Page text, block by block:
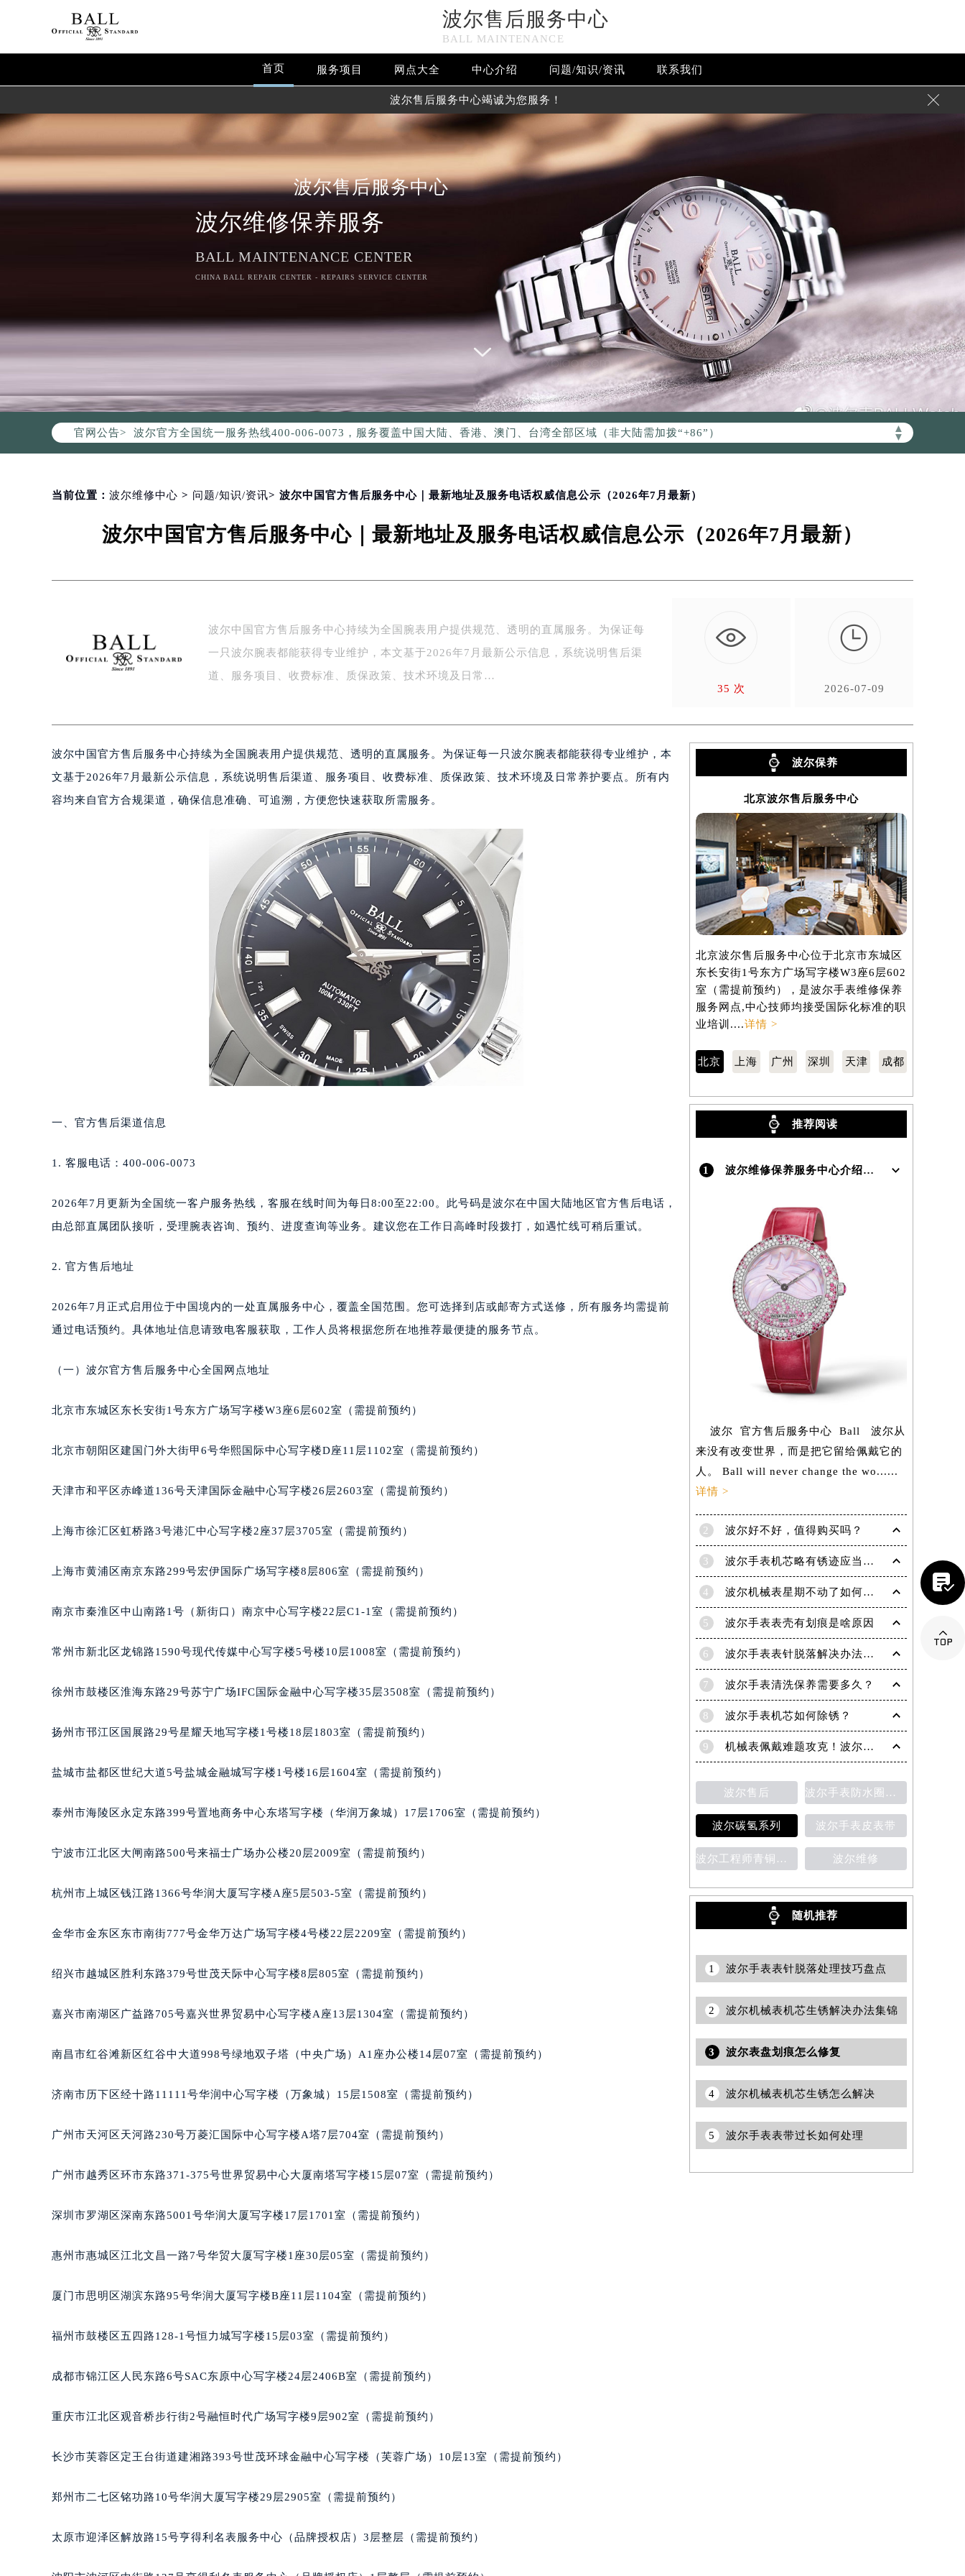
波尔售后服务中心
BALL MAINTENANCE
首页 服务项目 网点大全 中心介绍 问题/知识/资讯 联系我们
波尔售后服务中心竭诚为您服务！ 
波尔售后服务中心
波尔维修保养服务
BALL MAINTENANCE CENTER
CHINA BALL REPAIR CENTER - REPAIRS SERVICE CENTER
官网公告> ▲
▼
2026年8月波尔全国官方售后客户服务热线：400-006-0073
波尔官方全国统一服务热线400-006-0073，服务覆盖中国大陆、香港、澳门、台湾全部区域（非大陆需加拨“+86”）
2026年8月波尔售后服务中心最新网点地址：
北京市朝阳区建国门外大街甲6号华熙国际中心写字楼D座11层1102室（北京总部）（需提前预约）
天津市和平区赤峰道136号天津国际金融中心写字楼26层2603室（需提前预约）
上海市黄浦区南京东路299号宏伊国际广场写字楼8层806室（需提前预约）
盐城市盐都区世纪大道5号盐城金融城写字楼1号楼16层1604室（需提前预约）
泰州市海陵区永定东路399号置地商务中心东塔写字楼（华润万象城）17层1706室（需提前预约）
宁波市江北区大闸南路500号来福士广场办公楼20层2009室（需提前预约）
嘉兴市南湖区广益路705号嘉兴世界贸易中心写字楼A座13层1304室（需提前预约）
南昌市红谷滩新区红谷中大道998号绿地双子塔（中央广场）A1座办公楼14层07室（需提前预约）
济南市历下区经十路11111号华润中心写字楼（万象城）15层1508室（需提前预约）
广州市越秀区环市东路371-375号世界贸易中心大厦南塔写字楼15层07室（需提前预约）
深圳市罗湖区深南东路5001号华润大厦写字楼17层1701室（需提前预约）
惠州市惠城区江北文昌一路7号华贸大厦写字楼1座30层05室（需提前预约）
厦门市思明区湖滨东路95号华润大厦写字楼B座11层1104室（需提前预约）
福州市鼓楼区五四路128-1号恒力城写字楼15层03室（需提前预约）
成都市锦江区人民东路6号SAC东原中心写字楼24层2406B室（需提前预约）
重庆市江北区观音桥步行街2号融恒时代广场写字楼9层902室（需提前预约）
长沙市芙蓉区定王台街道建湘路393号世茂环球金融中心写字楼（芙蓉广场）10层13室（需提前预约）
郑州市二七区铭功路10号华润大厦写字楼29层2905室（需提前预约）
太原市迎泽区解放路15号亨得利名表服务中心（品牌授权店）3层整层（需提前预约）
沈阳市沈河区中街路137号亨得利名表服务中心（品牌授权店）1层整层（需提前预约）
沈阳市沈河区中街路83号亨得利名表服务中心（品牌授权店）1层整层（需提前预约）
乌鲁木齐市天山区红山路26号时代广场（CCMALL）C座17层17-B（需提前预约）
哈尔滨市道里区友谊西路600号富力中心T2座写字楼29层03室（需提前预约）
佛山市禅城区季华五路57号万科金融中心C座12层1205室（需提前预约）
无锡市梁溪区人民中路139号恒隆广场写字楼1座11层1104室（需提前预约）
青岛市南区山东路6号华润大厦B座22层04室（需提前预约）
长春市朝阳区西安大路727号中银大厦A座(旺进大厦)18层09室（需提前预约）
昆明市盘龙区北京路928号同德昆明广场写字楼10层06室（需提前预约）
西安市碑林区南关正街88号华侨城长安国际中心E座6楼10室（需提前预约）
唐山市路南区新华东道100号万达广场写字楼A座10层1002室（需提前预约）
内蒙古自治区呼和浩特市玉泉区大学西街70号华润万象城写字楼（鄂尔多斯大厦）23层2326室（需提前预约）
重庆市解放碑渝中区民权路28号英利国际金融中心写字楼20层01室（需提前预约）
黑龙江省鹤岗市向阳区红军路波尔售后服务中心（需提前预约）
黑龙江省鸡西市鸡冠区红军路波尔售后服务中心（需提前预约）
黑龙江省牡丹江市东安区太平路波尔售后服务中心（需提前预约）
黑龙江省齐齐哈尔市龙沙区龙华路波尔售后服务中心（需提前预约）
黑龙江省绥化市北林区新华街与康庄路交叉口波尔售后服务中心（需提前预约）
吉林省白城市洮北区明仁南街波尔售后服务中心（需提前预约）
吉林省吉林市船营区河南街波尔售后服务中心（需提前预约）
吉林省梅河口市新华街道梅河大街波尔售后服务中心（需提前预约）
吉林省松原市宁江区五环大街波尔售后服务中心（需提前预约）
吉林省延边市延吉市解放路波尔售后服务中心（需提前预约）
辽宁省本溪市平山区胜利路波尔售后服务中心（需提前预约）
辽宁省丹东市振兴区七经街波尔售后服务中心（需提前预约）
辽宁省阜新市海州区解放大街波尔售后服务中心（需提前预约）
辽宁省锦州市古塔区中央大街波尔售后服务中心（需提前预约）
辽宁省盘锦市兴隆台区石油大街波尔售后服务中心（需提前预约）
辽宁省营口市站前区市府路与渤海大街交叉口波尔售后服务中心（需提前预约）
辽宁省沈阳市沈河区中街路83号亨得利名表维修授权店1楼波尔售后服务中心（需提前预约）
北京市东城区东长安街1号王府井东方广场W3座6层602室波尔售后服务中心（需提前预约）
内蒙古自治区阿拉善盟市左旗土尔扈特大街波尔售后服务中心（需提前预约）
内蒙古自治区包头市青山区幸福路甲3号王府井百货名表维修波尔售后服务中心（需提前预约）
内蒙古自治区鄂尔多斯市东胜区伊金霍洛街波尔售后服务中心（需提前预约）
内蒙古自治区通辽市科尔沁区明仁大街波尔售后服务中心（需提前预约）
内蒙古自治区乌兰察布市集宁区恩和大街波尔售后服务中心（需提前预约）
内蒙古自治区兴安盟市乌兰浩特市兴安大街波尔售后服务中心（需提前预约）
当前位置： 波尔维修中心 > 问题/知识/资讯> 波尔中国官方售后服务中心｜最新地址及服务电话权威信息公示（2026年7月最新）
波尔中国官方售后服务中心｜最新地址及服务电话权威信息公示（2026年7月最新）
波尔中国官方售后服务中心持续为全国腕表用户提供规范、透明的直属服务。为保证每
一只波尔腕表都能获得专业维护，本文基于2026年7月最新公示信息，系统说明售后渠
道、服务项目、收费标准、质保政策、技术环境及日常…
35 次

2026-07-09
波尔中国官方售后服务中心持续为全国腕表用户提供规范、透明的直属服务。为保证每一只波尔腕表都能获得专业维护，本
文基于2026年7月最新公示信息，系统说明售后渠道、服务项目、收费标准、质保政策、技术环境及日常养护要点。所有内
容均来自官方合规渠道，确保信息准确、可追溯，方便您快速获取所需服务。
一、官方售后渠道信息
1. 客服电话：400-006-0073
2026年7月更新为全国统一客户服务热线，客服在线时间为每日8:00至22:00。此号码是波尔在中国大陆地区官方售后电话，
由总部直属团队接听，受理腕表咨询、预约、进度查询等业务。建议您在工作日高峰时段拨打，如遇忙线可稍后重试。
2. 官方售后地址
2026年7月正式启用位于中国境内的一处直属服务中心，覆盖全国范围。您可选择到店或邮寄方式送修，所有服务均需提前
通过电话预约。具体地址信息请致电客服获取，工作人员将根据您所在地推荐最便捷的服务节点。
（一）波尔官方售后服务中心全国网点地址
北京市东城区东长安街1号东方广场写字楼W3座6层602室（需提前预约）
北京市朝阳区建国门外大街甲6号华熙国际中心写字楼D座11层1102室（需提前预约）
天津市和平区赤峰道136号天津国际金融中心写字楼26层2603室（需提前预约）
上海市徐汇区虹桥路3号港汇中心写字楼2座37层3705室（需提前预约）
上海市黄浦区南京东路299号宏伊国际广场写字楼8层806室（需提前预约）
南京市秦淮区中山南路1号（新街口）南京中心写字楼22层C1-1室（需提前预约）
常州市新北区龙锦路1590号现代传媒中心写字楼5号楼10层1008室（需提前预约）
徐州市鼓楼区淮海东路29号苏宁广场IFC国际金融中心写字楼35层3508室（需提前预约）
扬州市邗江区国展路29号星耀天地写字楼1号楼18层1803室（需提前预约）
盐城市盐都区世纪大道5号盐城金融城写字楼1号楼16层1604室（需提前预约）
泰州市海陵区永定东路399号置地商务中心东塔写字楼（华润万象城）17层1706室（需提前预约）
宁波市江北区大闸南路500号来福士广场办公楼20层2009室（需提前预约）
杭州市上城区钱江路1366号华润大厦写字楼A座5层503-5室（需提前预约）
金华市金东区东市南街777号金华万达广场写字楼4号楼22层2209室（需提前预约）
绍兴市越城区胜利东路379号世茂天际中心写字楼8层805室（需提前预约）
嘉兴市南湖区广益路705号嘉兴世界贸易中心写字楼A座13层1304室（需提前预约）
南昌市红谷滩新区红谷中大道998号绿地双子塔（中央广场）A1座办公楼14层07室（需提前预约）
济南市历下区经十路11111号华润中心写字楼（万象城）15层1508室（需提前预约）
广州市天河区天河路230号万菱汇国际中心写字楼A塔7层704室（需提前预约）
广州市越秀区环市东路371-375号世界贸易中心大厦南塔写字楼15层07室（需提前预约）
深圳市罗湖区深南东路5001号华润大厦写字楼17层1701室（需提前预约）
惠州市惠城区江北文昌一路7号华贸大厦写字楼1座30层05室（需提前预约）
厦门市思明区湖滨东路95号华润大厦写字楼B座11层1104室（需提前预约）
福州市鼓楼区五四路128-1号恒力城写字楼15层03室（需提前预约）
成都市锦江区人民东路6号SAC东原中心写字楼24层2406B室（需提前预约）
重庆市江北区观音桥步行街2号融恒时代广场写字楼9层902室（需提前预约）
长沙市芙蓉区定王台街道建湘路393号世茂环球金融中心写字楼（芙蓉广场）10层13室（需提前预约）
郑州市二七区铭功路10号华润大厦写字楼29层2905室（需提前预约）
太原市迎泽区解放路15号亨得利名表服务中心（品牌授权店）3层整层（需提前预约）
波尔保养
北京波尔售后服务中心
北京波尔售后服务中心位于北京市东城区
东长安街1号东方广场写字楼W3座6层602
室（需提前预约），是波尔手表维修保养
服务网点,中心技师均接受国际化标准的职
业培训....详情 >
北京 上海 广州 深圳 天津 成都
推荐阅读
1 波尔维修保养服务中心介绍 | Lange
波尔 官方售后服务中心 Ball 波尔从
来没有改变世界，而是把它留给佩戴它的
人。 Ball will never change the wo......
详情 >
2 波尔好不好，值得购买吗？
3 波尔手表机芯略有锈迹应当怎样除锈？
4 波尔机械表星期不动了如何解决？专业应对指针停滞难题
5 波尔手表表壳有划痕是啥原因
6 波尔手表表针脱落解决办法深度解析
7 波尔手表清洗保养需要多久？
8 波尔手表机芯如何除锈？
9 机械表佩戴难题攻克！波尔手表轻松摘取技巧分享
波尔售后 波尔手表防水圈老化
波尔碳氢系列 波尔手表皮表带
波尔工程师青铜星磁霸腕表 波尔维修
随机推荐
1 波尔手表表针脱落处理技巧盘点
2 波尔机械表机芯生锈解决办法集锦
3 波尔表盘划痕怎么修复
4 波尔机械表机芯生锈怎么解决
5 波尔手表表带过长如何处理

